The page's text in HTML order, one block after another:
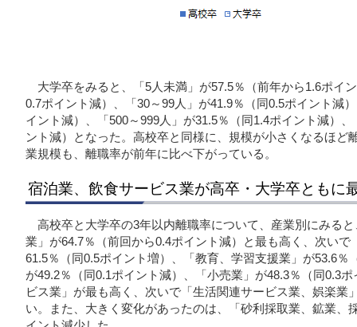
大学卒をみると、「5人未満」が57.5％（前年から1.6ポイ
0.7ポイント減）、「30～99人」が41.9％（同0.5ポイント減
イント減）、「500～999人」が31.5％（同1.4ポイント減）
ント減）となった。高校卒と同様に、規模が小さくなるほど
業規模も、離職率が前年に比べ下がっている。
宿泊業、飲食サービス業が高卒・大学卒ともに
高校卒と大学卒の3年以内離職率について、産業別にみる
業」が64.7％（前回から0.4ポイント減）と最も高く、次い
61.5％（同0.5ポイント増）、「教育、学習支援業」が53.6％
が49.2％（同0.1ポイント減）、「小売業」が48.3％（同0.3
ビス業」が最も高く、次いで「生活関連サービス業、娯楽業
い。また、大きく変化があったのは、「砂利採取業、鉱業、